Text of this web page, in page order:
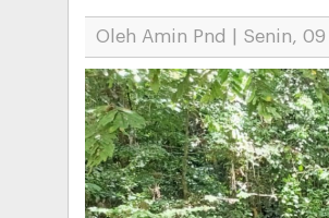
Oleh Amin Pnd | Senin,